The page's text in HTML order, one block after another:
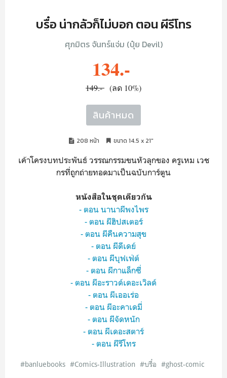
บรื๋อ น่ากลัวก็ไม่บอก ตอน ผีรีโทร
ศุภมิตร จันทร์แจ่ม (ปุ๋ย Devil)
134.-
149.- (ลด 10%)
สินค้าหมด
208 หน้า ขนาด 14.5 x 21"
เค้าโครงบทประพันธ์ วรรณกรรมขนหัวลุกของ ครูเหม เวช
กรที่ถูกถ่ายทอดมาเป็นฉบับการ์ตูน
หนังสือในชุดเดียวกัน
- ตอน นานาผีพงไพร
- ตอน ผีฮิปสเตอร์
- ตอน ผีคืนความสุข
- ตอน ผีดีเดย์
- ตอน ผีบุฟเฟ่ต์
- ตอน ผีกาแล็กซี่
- ตอน ผีอะราวด์เดอะเวิลด์
- ตอน ผีเออเร่อ
- ตอน ผีอะคาเดมี่
- ตอน ผีจัดหนัก
- ตอน ผีเดอะสตาร์
- ตอน ผีรีโทร
#banluebooks #Comics-Illustration #บรื๋อ #ghost-comic